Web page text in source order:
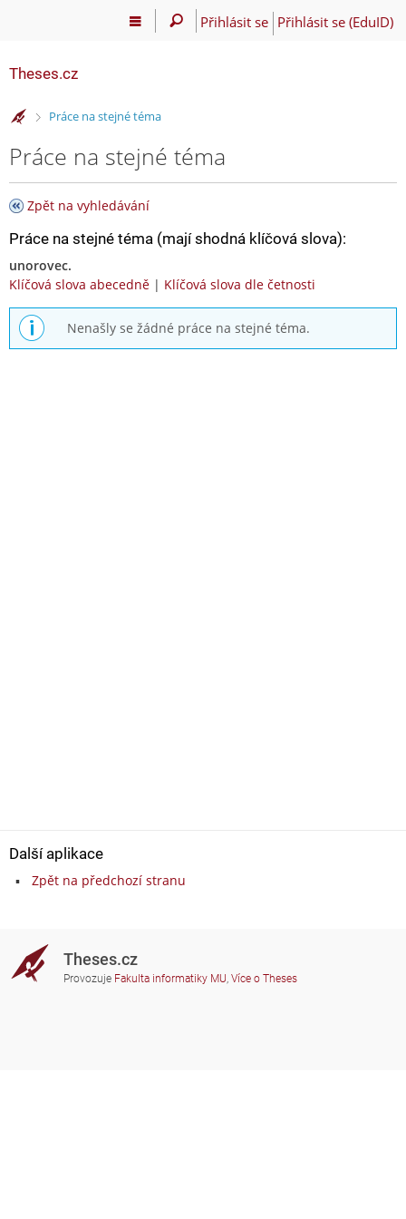
Přihlásit se Přihlásit se (EduID)
Theses.cz
>Práce na stejné téma
Práce na stejné téma
Zpět na vyhledávání
Práce na stejné téma (mají shodná klíčová slova):
unorovec.
Klíčová slova abecedně | Klíčová slova dle četnosti
Nenašly se žádné práce na stejné téma.
Další aplikace
Zpět na předchozí stranu
Theses.cz
Provozuje Fakulta informatiky MU, Více o Theses